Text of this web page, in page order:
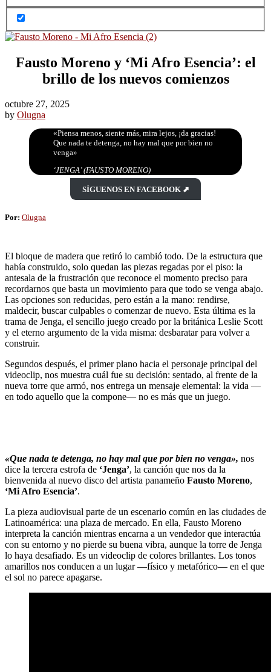
Fausto Moreno y ‘Mi Afro Esencia’: el
brillo de los nuevos comienzos
octubre 27, 2025
by Olugna
«Piensa menos, siente más, mira lejos, ¡da gracias!
Que nada te detenga, no hay mal que por bien no
venga»
‘JENGA’ (FAUSTO MORENO)
SÍGUENOS EN FACEBOOK ⬈
Por: Olugna
El bloque de madera que retiró lo cambió todo. De la estructura que
había construido, solo quedan las piezas regadas por el piso: la
antesala de la frustración que reconoce el momento preciso para
recordarnos que basta un movimiento para que todo se venga abajo.
Las opciones son reducidas, pero están a la mano: rendirse,
maldecir, buscar culpables o comenzar de nuevo. Esta última es la
trama de Jenga, el sencillo juego creado por la británica Leslie Scott
y el eterno argumento de la vida misma: desbaratar para volver a
construir.
Segundos después, el primer plano hacia el personaje principal del
videoclip, nos muestra cuál fue su decisión: sentado, al frente de la
nueva torre que armó, nos entrega un mensaje elemental: la vida —
en todo aquello que la compone— no es más que un juego.
«Que nada te detenga, no hay mal que por bien no venga», nos
dice la tercera estrofa de ‘Jenga’, la canción que nos da la
bienvenida al nuevo disco del artista panameño Fausto Moreno,
‘Mi Afro Esencia’.
La pieza audiovisual parte de un escenario común en las ciudades de
Latinoamérica: una plaza de mercado. En ella, Fausto Moreno
interpreta la canción mientras encarna a un vendedor que interactúa
con su entorno y no pierde su buena vibra, aunque la torre de Jenga
lo haya desafiado. Es un videoclip de colores brillantes. Los tonos
amarillos nos conducen a un lugar —físico y metafórico— en el que
el sol no parece apagarse.